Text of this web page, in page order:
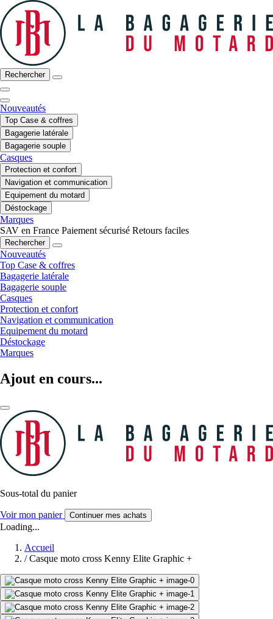
Rechercher
Nouveautés
Top Case & coffres
Bagagerie latérale
Bagagerie souple
Casques
Protection et confort
Navigation et communication
Equipement du motard
Déstockage
Marques
SAV en France Paiement sécurisé Retours faciles
Rechercher
Nouveautés
Top Case & coffres
Bagagerie latérale
Bagagerie souple
Casques
Protection et confort
Navigation et communication
Equipement du motard
Déstockage
Marques
Ajout en cours...
Sous-total du panier
Voir mon panier Continuer mes achats
Loading...
Accueil
/ Casque moto cross Kenny Elite Graphic +